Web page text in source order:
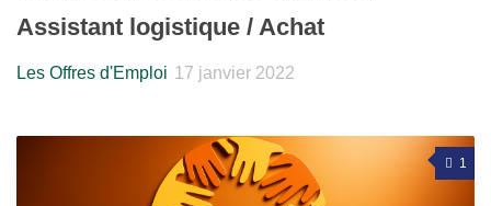
Assistant logistique / Achat
Les Offres d'Emploi 17 janvier 2022
1